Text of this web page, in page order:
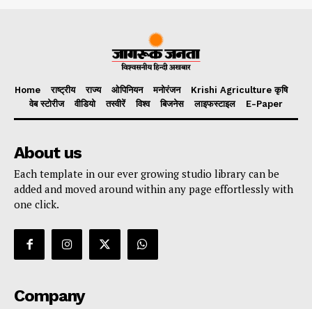
Home राष्ट्रीय राज्य ओपिनियन मनोरंजन
Krishi Agriculture कृषि
वेब स्टोरीज
वीडियो तस्वीरें विश्व बिजनेस लाइफस्टाइल E-Paper
About us
Each template in our ever growing studio library can be
added and moved around within any page effortlessly with
one click.
Company